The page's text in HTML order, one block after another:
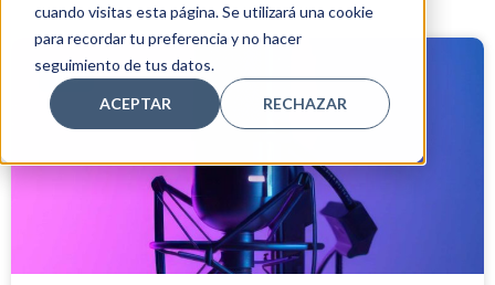
cuando visitas esta página. Se utilizará una cookie
para recordar tu preferencia y no hacer
seguimiento de tus datos.
ACEPTAR RECHAZAR
TIPS